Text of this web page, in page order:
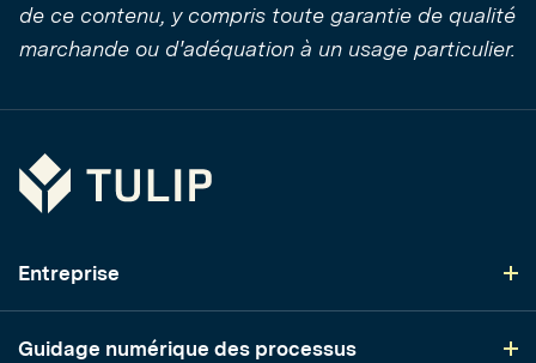
de ce contenu, y compris toute garantie de qualité
marchande ou d'adéquation à un usage particulier.
Tulip
Entreprise
Guidage numérique des processus